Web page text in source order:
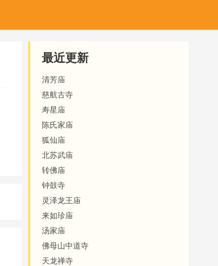
最近更新
清芳庙
慈航古寺
寿星庙
陈氏家庙
狐仙庙
北苏武庙
转佛庙
钟鼓寺
灵泽龙王庙
来如珍庙
汤家庙
佛母山中道寺
天龙禅寺